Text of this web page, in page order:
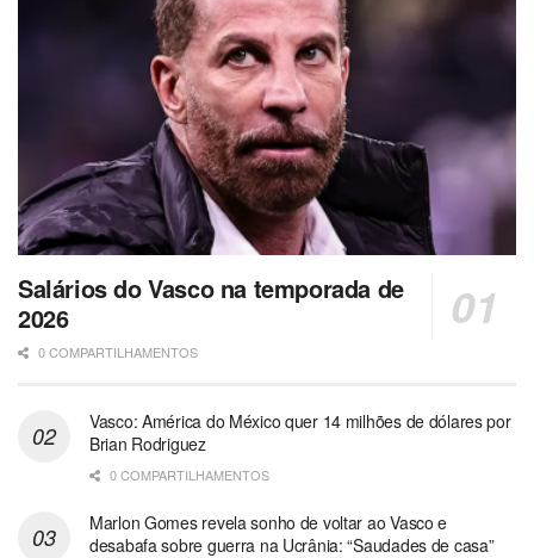
Salários do Vasco na temporada de
2026
0 COMPARTILHAMENTOS
Vasco: América do México quer 14 milhões de dólares por
Brian Rodriguez
0 COMPARTILHAMENTOS
Marlon Gomes revela sonho de voltar ao Vasco e
desabafa sobre guerra na Ucrânia: “Saudades de casa”